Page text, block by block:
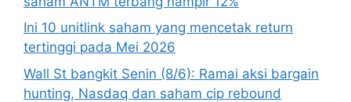
Ini 10 unitlink saham yang mencetak return
tertinggi pada Mei 2026
Wall St bangkit Senin (8/6): Ramai aksi bargain
hunting, Nasdaq dan saham cip rebound